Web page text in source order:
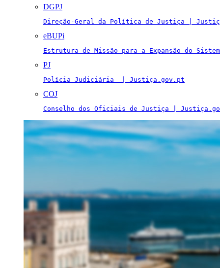
DGPJ
Direção-Geral da Política de Justiça |
eBUPi
Estrutura de Missão para a Expansão do
PJ
Polícia Judiciária  | Justiça.gov.pt
COJ
Conselho dos Oficiais de Justiça |